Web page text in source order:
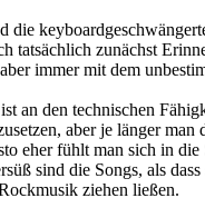
die
tatsächlich zunächst
immer mit dem
an den technischen
aber je länger
eher fühlt man sich in die
sind die Songs, als
ziehen ließen.